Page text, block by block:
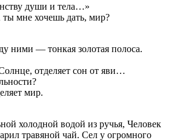
души и тела…»
мне хочешь дать, мир?
ними — тонкая золотая полоса.
отделяет сон от яви…
мир.
холодной водой из ручья, Человек
травяной чай. Сел у огромного